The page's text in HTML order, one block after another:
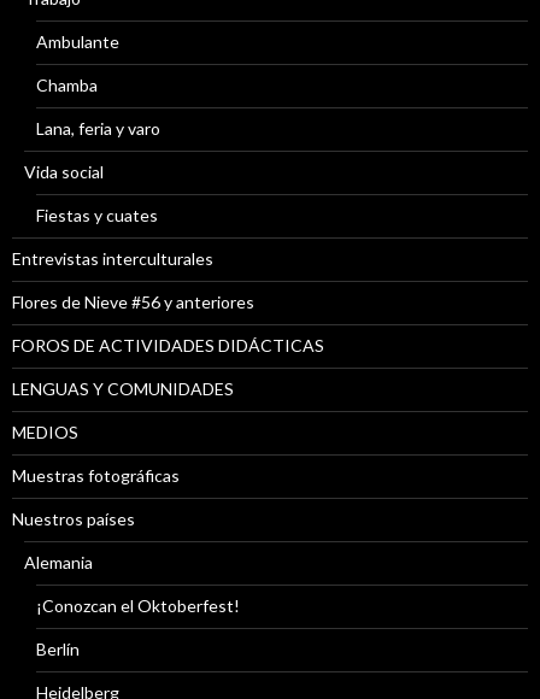
Ambulante
Chamba
Lana, feria y varo
Vida social
Fiestas y cuates
Entrevistas interculturales
Flores de Nieve #56 y anteriores
FOROS DE ACTIVIDADES DIDÁCTICAS
LENGUAS Y COMUNIDADES
MEDIOS
Muestras fotográficas
Nuestros países
Alemania
¡Conozcan el Oktoberfest!
Berlín
Heidelberg